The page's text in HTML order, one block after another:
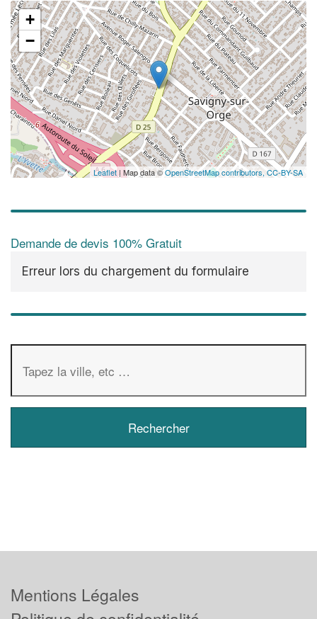
+
−
Leaflet| Map data ©OpenStreetMap contributors,CC-BY-SA
Demande de devis 100% Gratuit
Erreur lors du chargement du formulaire
Mentions Légales